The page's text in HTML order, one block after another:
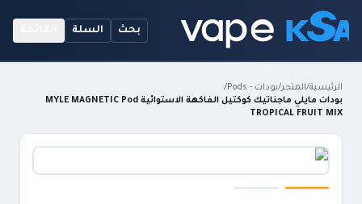
بحث السلة
الرئيسية/المتجر/بودات - Pods
/
بودات مايلي ماجناتيك كوكتيل الفاكهة الاستوائية MYLE MAGNETIC Pod
TROPICAL FRUIT MIX